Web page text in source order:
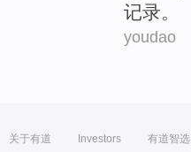
记录。
youdao
关于有道 Investors 有道智选